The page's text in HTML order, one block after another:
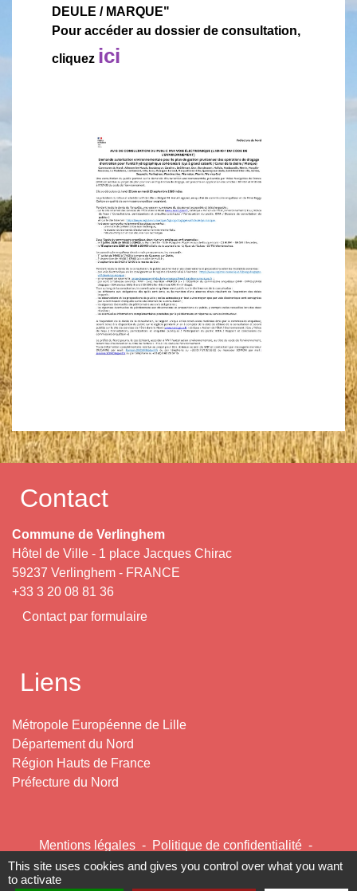
DEULE / MARQUE"
Pour accéder au dossier de consultation,
cliquez ici
Contact
Commune de Verlinghem
Hôtel de Ville - 1 place Jacques Chirac
59237 Verlinghem - FRANCE
+33 3 20 08 81 36
Contact par formulaire
Liens
Métropole Européenne de Lille
Département du Nord
Région Hauts de France
Préfecture du Nord
Mentions légales - Politique de confidentialité -
Accessibilité - Plan du site - Gestion des cookies
This site uses cookies and gives you control over what you want
to activate